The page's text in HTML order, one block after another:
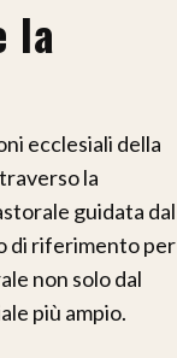
la
ecclesiali della
la
guidata dal
di riferimento per
non solo dal
più ampio.